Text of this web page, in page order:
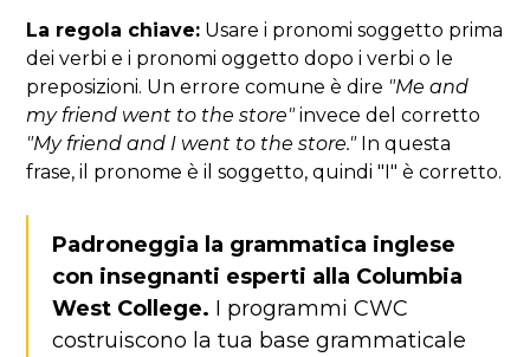
La regola chiave: Usare i pronomi soggetto prima
dei verbi e i pronomi oggetto dopo i verbi o le
preposizioni. Un errore comune è dire "Me and
my friend went to the store"invece del corretto
"My friend and I went to the store."In questa
frase, il pronome è il soggetto, quindi "I" è corretto.
Padroneggia la grammatica inglese
con insegnanti esperti alla Columbia
West College. I programmi CWC
costruiscono la tua base grammaticale